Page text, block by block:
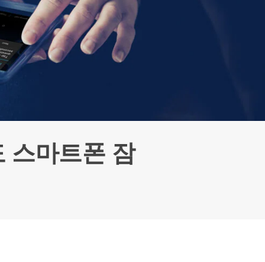
관리
도움말 센터
핸드폰 전송
스
전환하기
iCloud 활성화 잠금 해제
iCloud 잠금 & 음소거 카메라 우회
다운로드 센터>
연락하기
최신 버전으로 업그레이드
Dr.Fone 13의 새로운 기능과 혜택을 확인하세요.
기업 및 단체 라이선스
팀 및 기업을 위한 라이선스와 우선 지원 서비스를 제공
스마트폰 잠